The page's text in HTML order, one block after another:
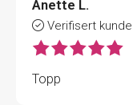
Anette L.
Verifisert kunde
Topp